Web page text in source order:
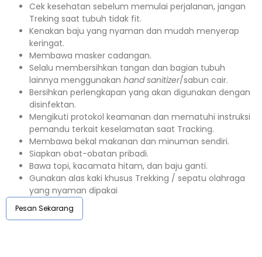
Cek kesehatan sebelum memulai perjalanan, jangan
Treking saat tubuh tidak fit.
Kenakan baju yang nyaman dan mudah menyerap
keringat.
Membawa masker cadangan.
Selalu membersihkan tangan dan bagian tubuh
lainnya menggunakan hand sanitizer/sabun cair.
Bersihkan perlengkapan yang akan digunakan dengan
disinfektan.
Mengikuti protokol keamanan dan mematuhi instruksi
pemandu terkait keselamatan saat Tracking.
Membawa bekal makanan dan minuman sendiri.
Siapkan obat-obatan pribadi.
Bawa topi, kacamata hitam, dan baju ganti.
Gunakan alas kaki khusus Trekking / sepatu olahraga
yang nyaman dipakai
Pesan Sekarang